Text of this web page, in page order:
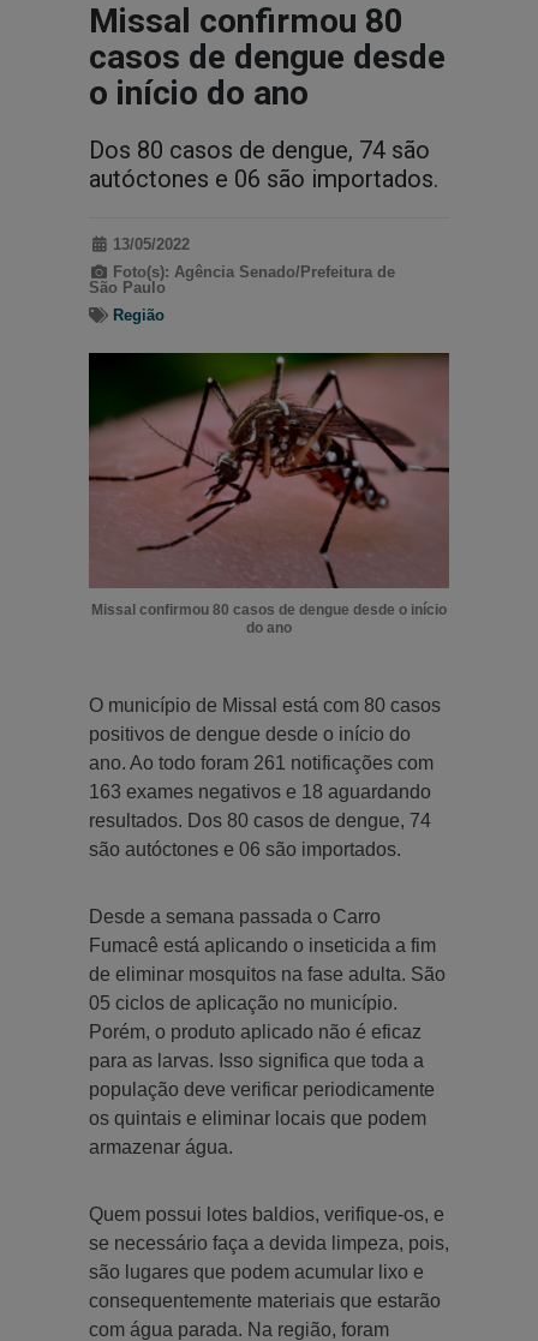
Missal confirmou 80
casos de dengue desde
o início do ano
Dos 80 casos de dengue, 74 são
autóctones e 06 são importados.
13/05/2022
Foto(s): Agência Senado/Prefeitura de
São Paulo
Região
Missal confirmou 80 casos de dengue desde o início
do ano
O município de Missal está com 80 casos
positivos de dengue desde o início do
ano. Ao todo foram 261 notificações com
163 exames negativos e 18 aguardando
resultados. Dos 80 casos de dengue, 74
são autóctones e 06 são importados.
Desde a semana passada o Carro
Fumacê está aplicando o inseticida a fim
de eliminar mosquitos na fase adulta. São
05 ciclos de aplicação no município.
Porém, o produto aplicado não é eficaz
para as larvas. Isso significa que toda a
população deve verificar periodicamente
os quintais e eliminar locais que podem
armazenar água.
Quem possui lotes baldios, verifique-os, e
se necessário faça a devida limpeza, pois,
são lugares que podem acumular lixo e
consequentemente materiais que estarão
com água parada. Na região, foram